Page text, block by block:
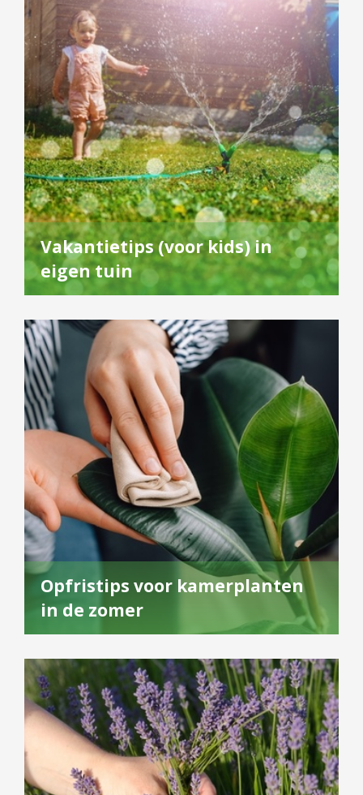
Vakantietips (voor kids) in
eigen tuin
Opfristips voor kamerplanten
in de zomer